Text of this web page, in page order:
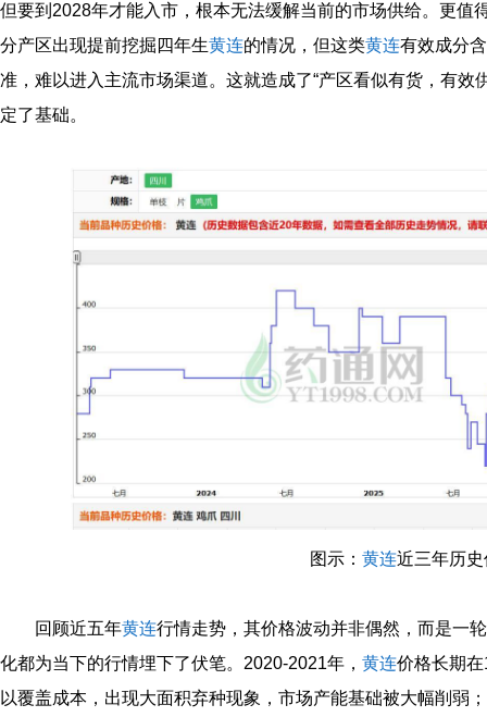
但要到2028年才能入市，根本无法缓解当前的市场供给。更值
分产区出现提前挖掘四年生黄连的情况，但这类黄连有效成分
准，难以进入主流市场渠道。这就造成了“产区看似有货，有效
定了基础。
图示： 黄连近三年历
回顾近五年黄连行情走势，其价格波动并非偶然，而是一
化都为当下的行情埋下了伏笔。2020-2021年， 黄连价格长期
以覆盖成本，出现大面积弃种现象，市场产能基础被大幅削弱